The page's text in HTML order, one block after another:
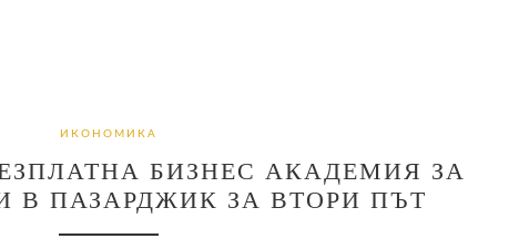
ИКОНОМИКА
БИЗНЕС АКАДЕМИЯ ЗА
В ПАЗАРДЖИК ЗА ВТОРИ ПЪТ